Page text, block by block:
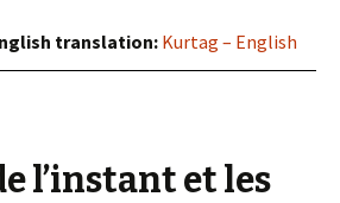
translation:Kurtag – English
l’instant et les